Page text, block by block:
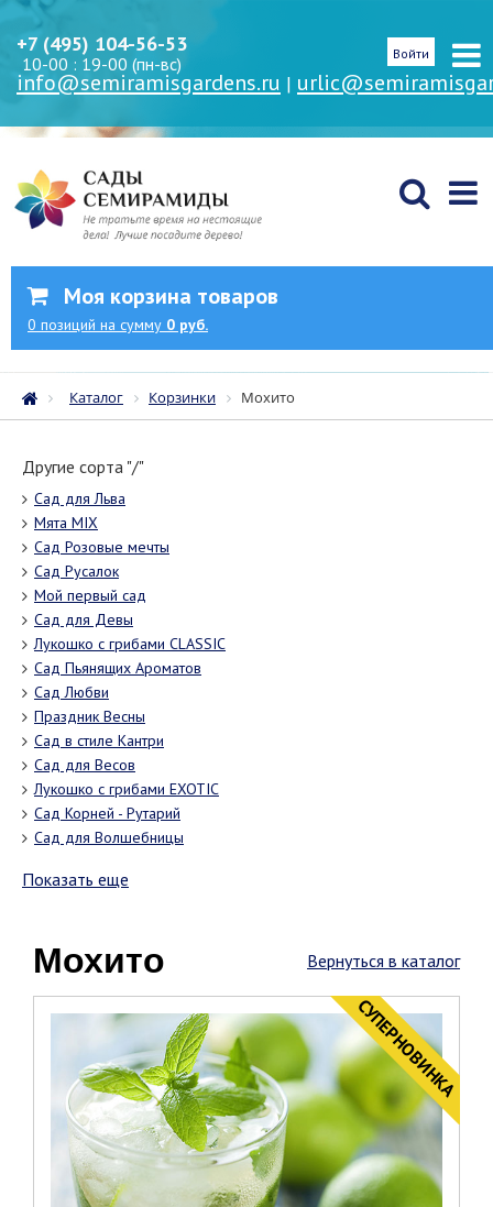
+7 (495) 104-56-53
10-00 : 19-00 (пн-вс)
info@semiramisgardens.ru |
Войти
Моя корзина товаров
0 позиций на сумму 0 руб.
Каталог Корзинки Мохито
Другие сорта "/"
Сад для Льва
Мята MIX
Сад Розовые мечты
Сад Русалок
Мой первый сад
Сад для Девы
Лукошко с грибами CLASSIC
Сад Пьянящих Ароматов
Сад Любви
Праздник Весны
Сад в стиле Кантри
Сад для Весов
Лукошко с грибами EXOTIC
Сад Корней - Рутарий
Сад для Волшебницы
Показать еще
Вернуться в каталог
Мохито
CУПЕРНОВИНКА